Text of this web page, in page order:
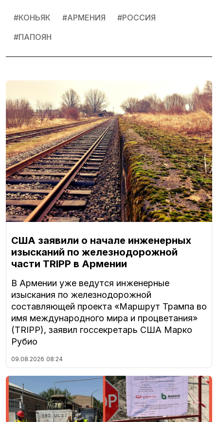
#КОНЬЯК #АРМЕНИЯ #РОССИЯ
#ПАПОЯН
США заявили о начале инженерных
изысканий по железнодорожной
части TRIPP в Армении
В Армении уже ведутся инженерные
изыскания по железнодорожной
составляющей проекта «Маршрут Трампа во
имя международного мира и процветания»
(TRIPP), заявил госсекретарь США Марко
Рубио
09.08.2026 08:24